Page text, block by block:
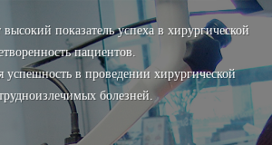
показатель успеха в хирургической
пациентов.
успешность в проведении хирургической
болезней.